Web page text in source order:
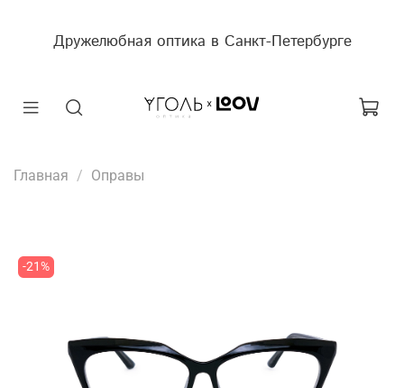
Дружелюбная оптика в Санкт-Петербурге
Главная Оправы
-21%